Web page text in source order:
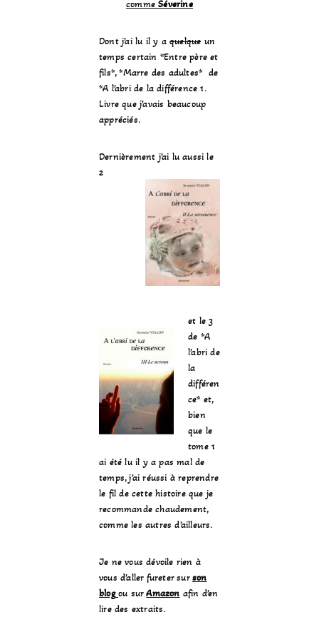
commeSéverine
Dont j’ai lu il y a quelqueun
temps certain *Entre père et
fils*, *Marre des adultes* de
*A l’abri de la différence 1.
Livre que j’avais beaucoup
appréciés.
Dernièrement j’ai lu aussi le
2
et le 3
de *A
l’abri de
la
différen
ce* et,
bien
que le
tome 1
ai été lu il y a pas mal de
temps, j’ai réussi à reprendre
le fil de cette histoire que je
recommande chaudement,
comme les autres d’ailleurs.
Je ne vous dévoile rien à
vous d’aller fureter surson
blog ou surAmazon afin d’en
lire des extraits.